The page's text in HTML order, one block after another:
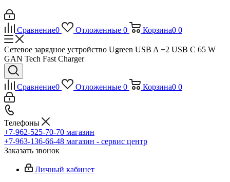
Сравнение0 Отложенные 0 Корзина0 0
Сетевое зарядное устройство Ugreen USB A +2 USB C 65 W
GAN Tech Fast Charger
Сравнение0 Отложенные 0 Корзина0 0
Телефоны
+7-962-525-70-70 магазин
+7-963-136-66-48 магазин - сервис центр
Заказать звонок
Личный кабинет